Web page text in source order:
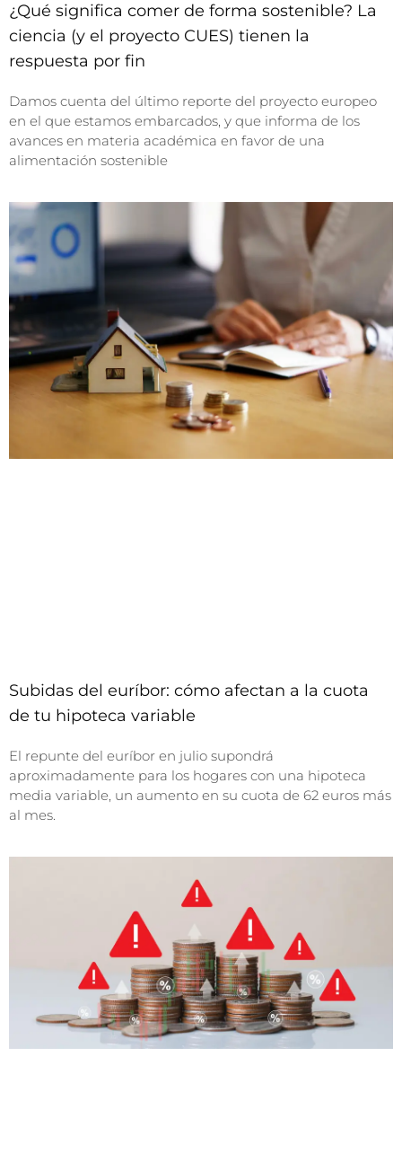
¿Qué significa comer de forma sostenible? La
ciencia (y el proyecto CUES) tienen la
respuesta por fin
Damos cuenta del último reporte del proyecto europeo
en el que estamos embarcados, y que informa de los
avances en materia académica en favor de una
alimentación sostenible
Subidas del euríbor: cómo afectan a la cuota
de tu hipoteca variable
El repunte del euríbor en julio supondrá
aproximadamente para los hogares con una hipoteca
media variable, un aumento en su cuota de 62 euros más
al mes.